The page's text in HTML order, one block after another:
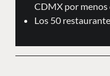
CDMX por menos
Los 50